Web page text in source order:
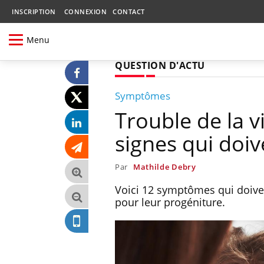
INSCRIPTION CONNEXION CONTACT
Menu
QUESTION D'ACTU
Symptômes
Trouble de la
signes qui
Par Mathilde Debry
Voici 12 symptômes qui
pour leur progéniture.